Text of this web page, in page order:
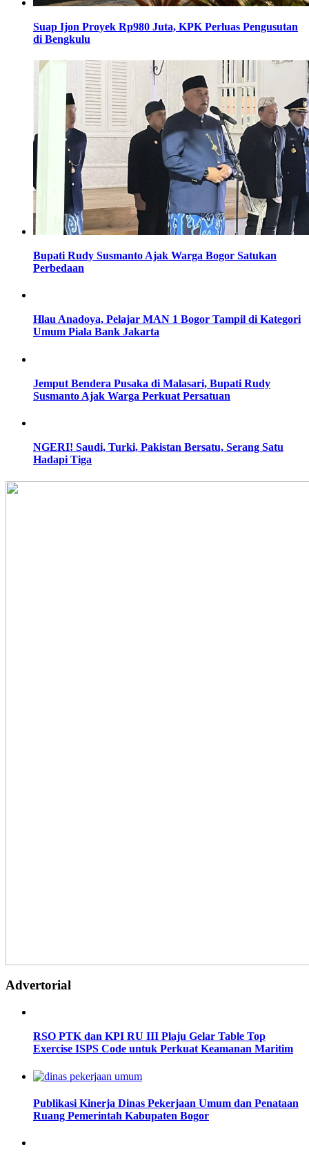
Suap Ijon Proyek Rp980 Juta, KPK Perluas Pengusutan
di Bengkulu
Bupati Rudy Susmanto Ajak Warga Bogor Satukan
Perbedaan
Hlau Anadoya, Pelajar MAN 1 Bogor Tampil di Kategori
Umum Piala Bank Jakarta
Jemput Bendera Pusaka di Malasari, Bupati Rudy
Susmanto Ajak Warga Perkuat Persatuan
NGERI! Saudi, Turki, Pakistan Bersatu, Serang Satu
Hadapi Tiga
Advertorial
RSO PTK dan KPI RU III Plaju Gelar Table Top
Exercise ISPS Code untuk Perkuat Keamanan Maritim
Publikasi Kinerja Dinas Pekerjaan Umum dan Penataan
Ruang Pemerintah Kabupaten Bogor